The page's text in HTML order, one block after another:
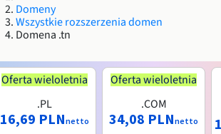
Domeny
Wszystkie rozszerzenia domen
Domena .tn
Oferta wieloletnia
.PL
16,69 PLNnetto
Oferta wieloletnia
.COM
34,08 PLNnetto